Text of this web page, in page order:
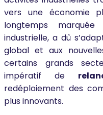
vers une économie
longtemps
industrielle, a dû
global et aux
certains grands
impératif de
redéploiement des
plus innovants.